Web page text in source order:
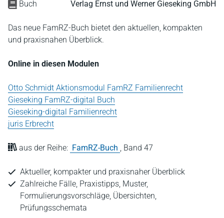
Buch Verlag Ernst und Werner Gieseking GmbH
Das neue FamRZ-Buch bietet den aktuellen, kompakten
und praxisnahen Überblick.
Online in diesen Modulen
Otto Schmidt Aktionsmodul FamRZ Familienrecht
Gieseking FamRZ-digital Buch
Gieseking-digital Familienrecht
juris Erbrecht
aus der Reihe: FamRZ-Buch , Band 47
Aktueller, kompakter und praxisnaher Überblick
Zahlreiche Fälle, Praxistipps, Muster,
Formulierungsvorschläge, Übersichten,
Prüfungsschemata